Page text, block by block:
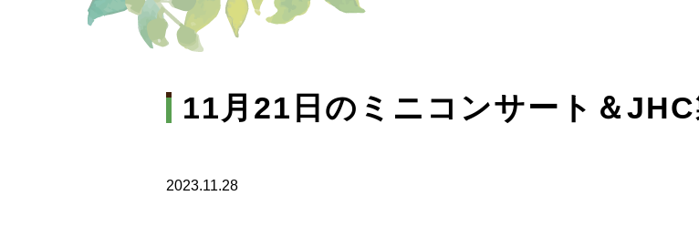
11月21日のミニコンサート＆
2023.11.28